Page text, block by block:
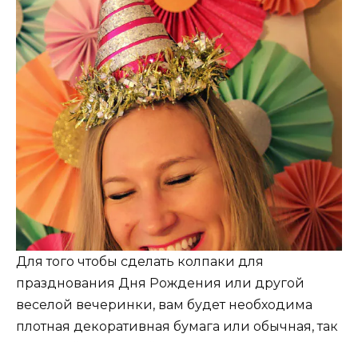
Для того чтобы сделать колпаки для
празднования Дня Рождения или другой
веселой вечеринки, вам будет необходима
плотная декоративная бумага или обычная, так